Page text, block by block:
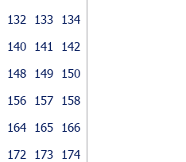
132 133
134
140 141
142
148 149
150
156 157
158
164 165
166
172 173
174